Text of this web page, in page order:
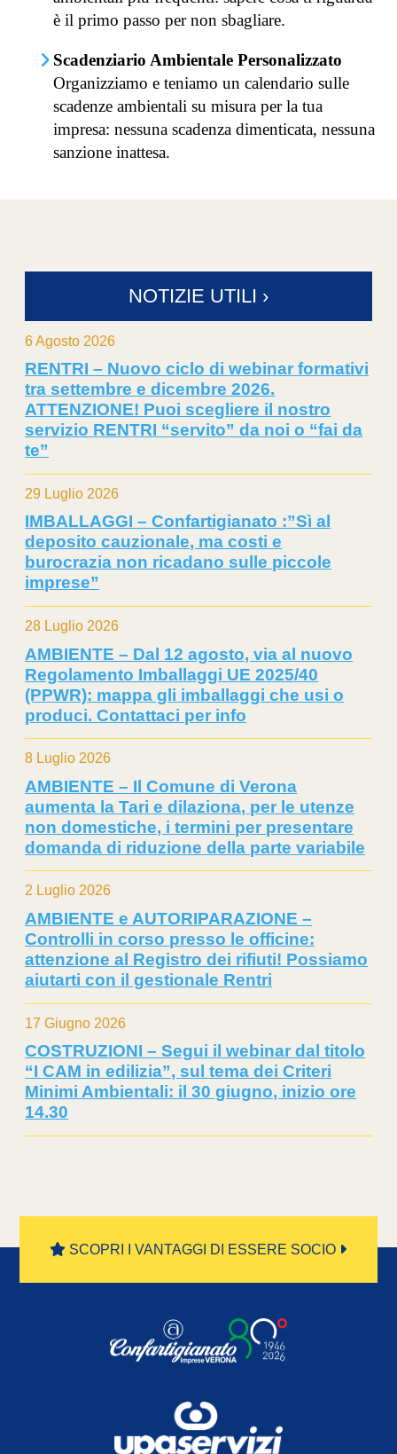
è il primo passo per non sbagliare.
Scadenziario Ambientale Personalizzato
Organizziamo e teniamo un calendario sulle
scadenze ambientali su misura per la tua
impresa: nessuna scadenza dimenticata, nessuna
sanzione inattesa.
NOTIZIE UTILI ›
6 Agosto 2026
RENTRI – Nuovo ciclo di webinar formativi
tra settembre e dicembre 2026.
ATTENZIONE! Puoi scegliere il nostro
servizio RENTRI “servito” da noi o “fai da
te”
29 Luglio 2026
IMBALLAGGI – Confartigianato :”Sì al
deposito cauzionale, ma costi e
burocrazia non ricadano sulle piccole
imprese”
28 Luglio 2026
AMBIENTE – Dal 12 agosto, via al nuovo
Regolamento Imballaggi UE 2025/40
(PPWR): mappa gli imballaggi che usi o
produci. Contattaci per info
8 Luglio 2026
AMBIENTE – Il Comune di Verona
aumenta la Tari e dilaziona, per le utenze
non domestiche, i termini per presentare
domanda di riduzione della parte variabile
2 Luglio 2026
AMBIENTE e AUTORIPARAZIONE –
Controlli in corso presso le officine:
attenzione al Registro dei rifiuti! Possiamo
aiutarti con il gestionale Rentri
17 Giugno 2026
COSTRUZIONI – Segui il webinar dal titolo
“I CAM in edilizia”, sul tema dei Criteri
Minimi Ambientali: il 30 giugno, inizio ore
14.30
SCOPRI I VANTAGGI DI ESSERE SOCIO